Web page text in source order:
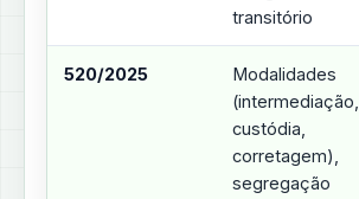
transitório
520/2025
Modalidades
(intermediação,
custódia,
corretagem),
segregação